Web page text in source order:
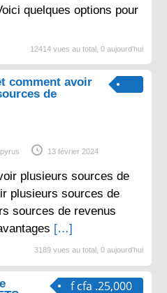
quelques options pour
12414 vues au total, 0 aujourd'hui
comment avoir
de
13 février 2024
plusieurs sources de
plusieurs sources de
sources de revenus
[…]
3189 vues au total, 0 aujourd'hui
f cfa .25,000